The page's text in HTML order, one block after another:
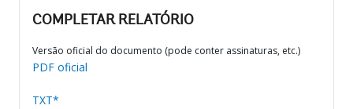
COMPLETAR RELATÓRIO
Versão oficial do documento (pode conter assinaturas, etc.)
PDF oficial
TXT*